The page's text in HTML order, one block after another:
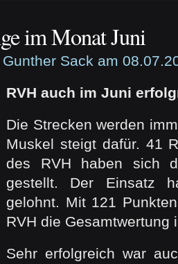
im Monat Juni
Sack am
RVH auch im Juni
Die Strecken werden
Muskel steigt dafür. 41
des RVH haben sich
gestellt. Der Einsatz
gelohnt. Mit 121
RVH die Gesamtwertung
Sehr erfolgreich war